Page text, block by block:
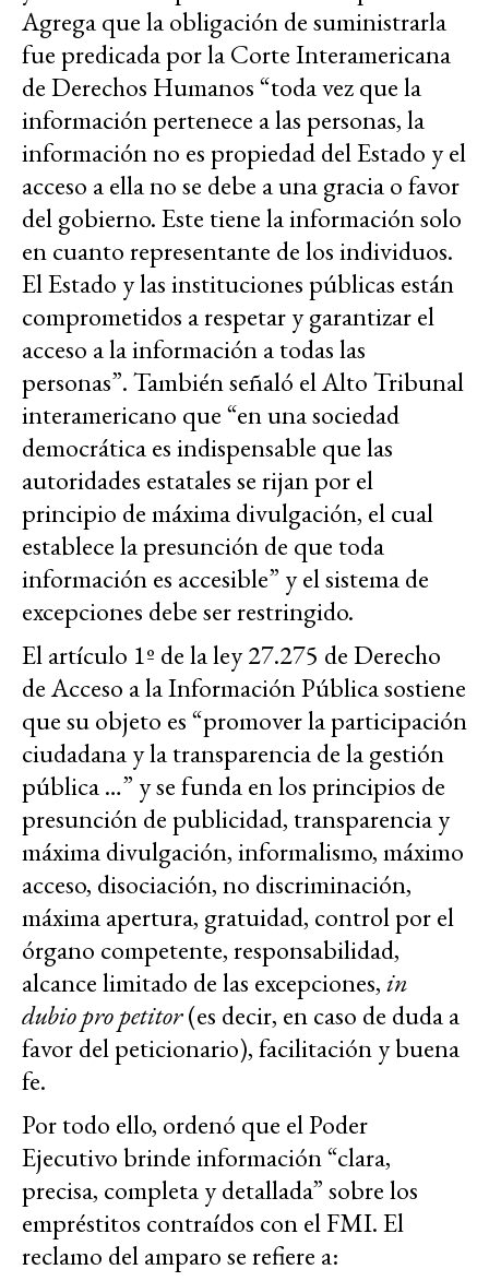
Agrega que la obligación de suministrarla
fue predicada por la Corte Interamericana
de Derechos Humanos “toda vez que la
información pertenece a las personas, la
información no es propiedad del Estado y el
acceso a ella no se debe a una gracia o favor
del gobierno. Este tiene la información solo
en cuanto representante de los individuos.
El Estado y las instituciones públicas están
comprometidos a respetar y garantizar el
acceso a la información a todas las
personas”. También señaló el Alto Tribunal
interamericano que “en una sociedad
democrática es indispensable que las
autoridades estatales se rijan por el
principio de máxima divulgación, el cual
establece la presunción de que toda
información es accesible” y el sistema de
excepciones debe ser restringido.
El artículo 1º de la ley 27.275 de Derecho
de Acceso a la Información Pública sostiene
que su objeto es “promover la participación
ciudadana y la transparencia de la gestión
pública …” y se funda en los principios de
presunción de publicidad, transparencia y
máxima divulgación, informalismo, máximo
acceso, disociación, no discriminación,
máxima apertura, gratuidad, control por el
órgano competente, responsabilidad,
alcance limitado de las excepciones,in
dubio pro petitor(es decir, en caso de duda a
favor del peticionario), facilitación y buena
fe.
Por todo ello, ordenó que el Poder
Ejecutivo brinde información “clara,
precisa, completa y detallada” sobre los
empréstitos contraídos con el FMI. El
reclamo del amparo se refiere a: